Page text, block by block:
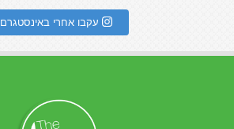
עקבו אחרי באינסטגרם